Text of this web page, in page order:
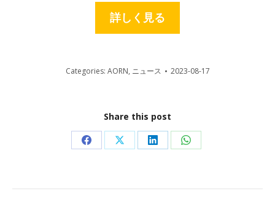
詳しく見る
Categories: AORN, ニュース 2023-08-17
Share this post
Share
Facebook
Share
X
Share
LinkedIn
Share
WhatsApp